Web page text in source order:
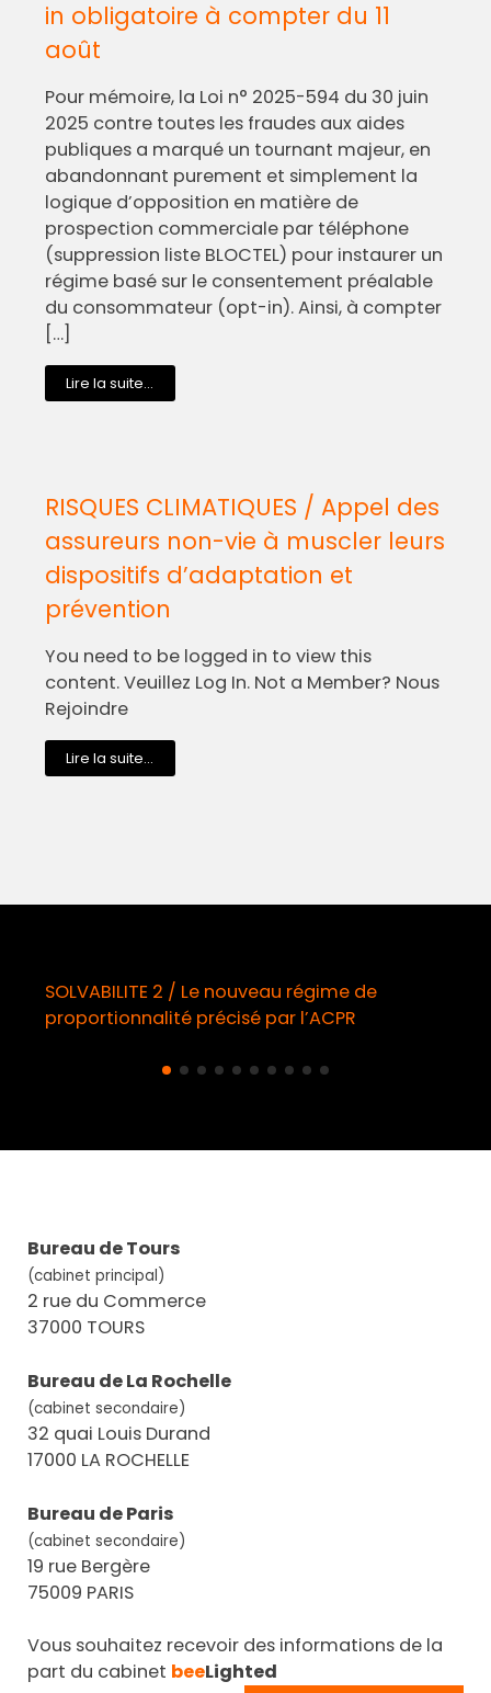
in obligatoire à compter du 11
août
Pour mémoire, la Loi n° 2025-594 du 30 juin
2025 contre toutes les fraudes aux aides
publiques a marqué un tournant majeur, en
abandonnant purement et simplement la
logique d’opposition en matière de
prospection commerciale par téléphone
(suppression liste BLOCTEL) pour instaurer un
régime basé sur le consentement préalable
du consommateur (opt-in). Ainsi, à compter
[…]
Lire la suite...
RISQUES CLIMATIQUES / Appel des
assureurs non-vie à muscler leurs
dispositifs d’adaptation et
prévention
You need to be logged in to view this
content. Veuillez Log In. Not a Member? Nous
Rejoindre
Lire la suite...
SOLVABILITE 2 / Le nouveau régime de
proportionnalité précisé par l’ACPR
Bureau de Tours
(cabinet principal)
2 rue du Commerce
37000 TOURS
Bureau de La Rochelle
(cabinet secondaire)
32 quai Louis Durand
17000 LA ROCHELLE
Bureau de Paris
(cabinet secondaire)
19 rue Bergère
75009 PARIS
Vous souhaitez recevoir des informations de la
part du cabinet beeLighted